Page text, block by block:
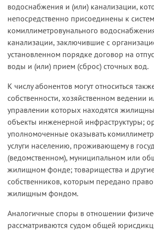
водоснабжения и (или) канализации,
непосредственно присоединены к
комиллиметровунального
канализации, заключившие с
установленном порядке договор на
воды и (или) прием (сброс) сточных вод.
К числу абонентов могут относиться
собственности, хозяйственном ведении
управлении которых находятся
объекты инженерной инфраструктуры;
уполномоченные оказывать
услуги населению, проживающему в
(ведомственном), муниципальном или
жилищном фонде; товарищества и
собственников, которым передано
жилищным фондом.
Аналогичные споры в отношении
рассматриваются судом общей